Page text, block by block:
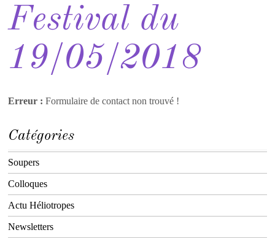
Festival du
19/05/2018
Erreur : Formulaire de contact non trouvé !
Catégories
Soupers
Colloques
Actu Héliotropes
Newsletters